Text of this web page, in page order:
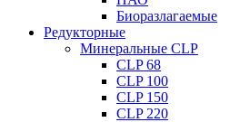
Биоразлагаемые
Редукторные
Минеральные CLP
CLP 68
CLP 100
CLP 150
CLP 220